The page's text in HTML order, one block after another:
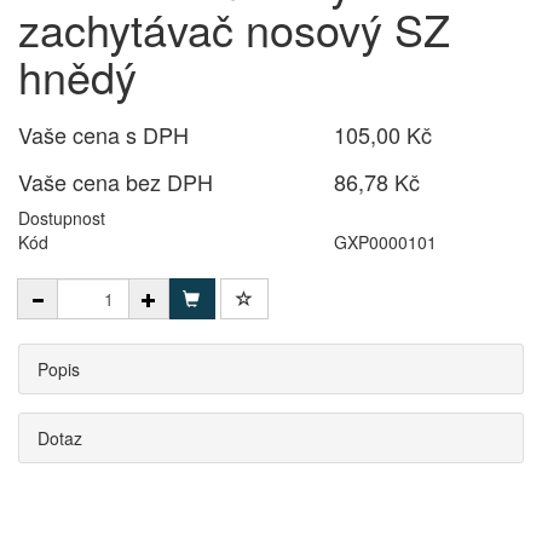
zachytávač nosový SZ
hnědý
Vaše cena s DPH
105,00 Kč
Vaše cena bez DPH
86,78 Kč
Dostupnost
Kód
GXP0000101
Popis
Dotaz